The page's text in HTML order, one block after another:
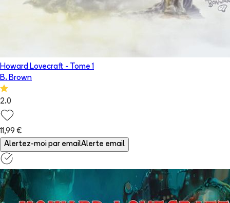
Howard Lovecraft - Tome 1
B. Brown
2.0
11,99 €
Alertez-moi par emailAlerte email